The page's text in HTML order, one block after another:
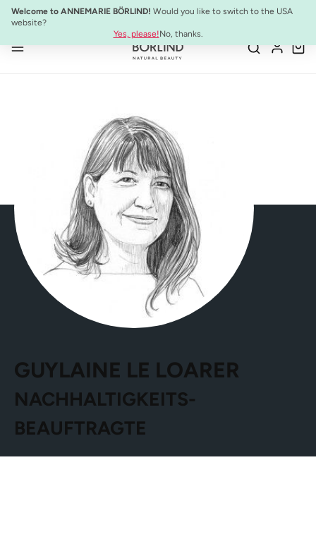
Zum Hauptinhalt springen
Welcome to ANNEMARIE BÖRLIND! Would you like to switch to the USA
website?
Yes, please!No, thanks.
NEU:ULTIMATE STRENGTH MASCARA
GUYLAINE LE LOARER
NACHHALTIGKEITS­
BEAUFTRAGTE